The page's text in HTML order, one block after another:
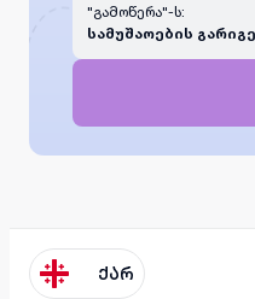
"გამოწერა"-ს:
სამუშაოების
ქარ